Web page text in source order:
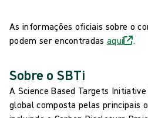
As informações oficiais sobre o
podem ser encontradasaqui .
Sobre o SBTi
A Science Based Targets
global composta pelas principais